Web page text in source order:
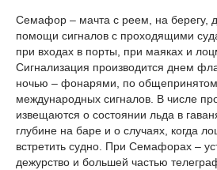
Семафор – мачта с реем, на берегу,
помощи сигналов с проходящими
при входах в порты, при маяках и
Сигнализация производится днем
ночью – фонарями, по
международных сигналов. В числе
извещаются о состоянии льда в
глубине на баре и о случаях, когда
встретить судно. При Семафорах –
дежурство и большей частью